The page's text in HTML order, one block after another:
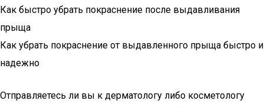
Как быстро убрать покраснение после выдавливания
прыща
Как убрать покраснение от выдавленного прыща быстро и
надежно
Отправляетесь ли вы к дерматологу либо косметологу